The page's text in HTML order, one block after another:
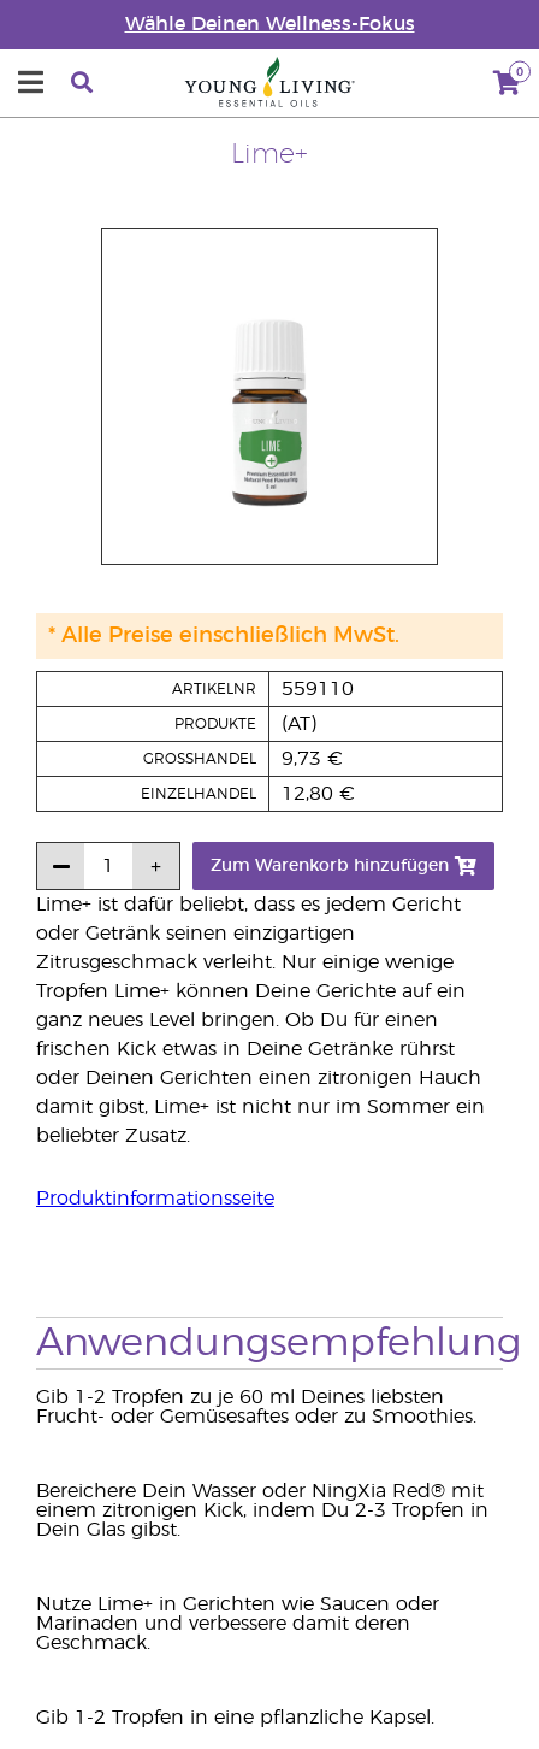
Wähle Deinen Wellness-Fokus
0
Lime+
Lime+ ist dafür beliebt, dass es jedem Gericht
oder Getränk seinen einzigartigen
Zitrusgeschmack verleiht. Nur einige wenige
Tropfen Lime+ können Deine Gerichte auf ein
ganz neues Level bringen. Ob Du für einen
frischen Kick etwas in Deine Getränke rührst
oder Deinen Gerichten einen zitronigen Hauch
damit gibst, Lime+ ist nicht nur im Sommer ein
beliebter Zusatz.
Produktinformationsseite
ARTIKELNR 559110
PRODUKTE (AT)
GROSSHANDEL 9,73 €
EINZELHANDEL 12,80 €
Zum Warenkorb hinzufügen
* Alle Preise einschließlich MwSt.
Anwendungsempfehlung
Gib 1-2 Tropfen zu je 60 ml Deines liebsten
Frucht- oder Gemüsesaftes oder zu Smoothies.
Bereichere Dein Wasser oder NingXia Red® mit
einem zitronigen Kick, indem Du 2-3 Tropfen in
Dein Glas gibst.
Nutze Lime+ in Gerichten wie Saucen oder
Marinaden und verbessere damit deren
Geschmack.
Gib 1-2 Tropfen in eine pflanzliche Kapsel.